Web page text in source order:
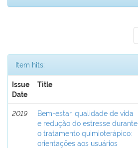
Item hits:
Issue
Date
Title
2019
Bem-estar, qualidade de vida
e redução do estresse durante
o tratamento quimioterápico:
orientações aos usuários